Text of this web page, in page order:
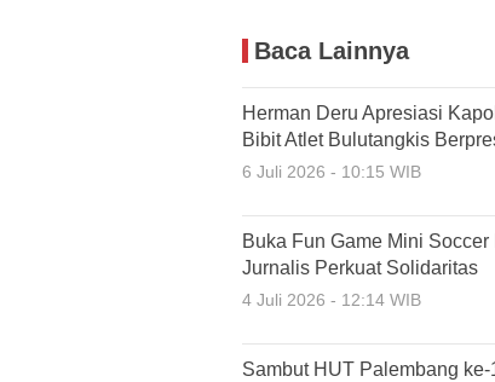
Baca Lainnya
Herman Deru Apresiasi
Bibit Atlet Bulutangkis
6 Juli 2026 - 10:15 WIB
Buka Fun Game Mini
Jurnalis Perkuat Solidaritas
4 Juli 2026 - 12:14 WIB
Sambut HUT Palembang